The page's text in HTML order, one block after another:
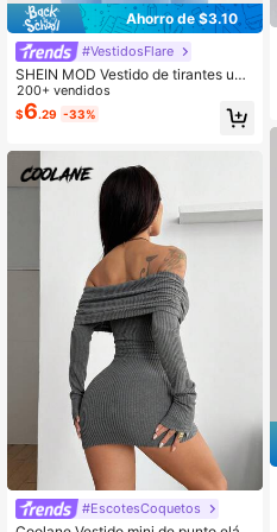
Ahorro de $3.10
#VestidosFlare
SHEIN MOD Vestido de tirantes uni
color bajo amplio
200+ vendidos
$6.29 -33%
#EscotesCoquetos